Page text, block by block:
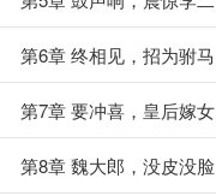
第6章 终相见，招为驸马
第7章 要冲喜，皇后嫁女
第8章 魏大郎，没皮没脸